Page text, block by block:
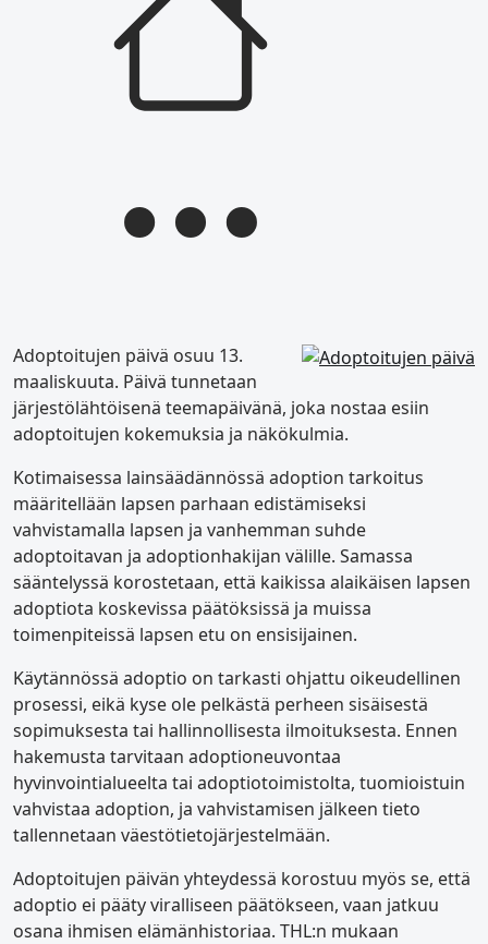
Adoptoitujen päivä osuu 13.
maaliskuuta. Päivä tunnetaan
järjestölähtöisenä teemapäivänä, joka nostaa esiin
adoptoitujen kokemuksia ja näkökulmia.
Kotimaisessa lainsäädännössä adoption tarkoitus
määritellään lapsen parhaan edistämiseksi
vahvistamalla lapsen ja vanhemman suhde
adoptoitavan ja adoptionhakijan välille. Samassa
sääntelyssä korostetaan, että kaikissa alaikäisen lapsen
adoptiota koskevissa päätöksissä ja muissa
toimenpiteissä lapsen etu on ensisijainen.
Käytännössä adoptio on tarkasti ohjattu oikeudellinen
prosessi, eikä kyse ole pelkästä perheen sisäisestä
sopimuksesta tai hallinnollisesta ilmoituksesta. Ennen
hakemusta tarvitaan adoptioneuvontaa
hyvinvointialueelta tai adoptiotoimistolta, tuomioistuin
vahvistaa adoption, ja vahvistamisen jälkeen tieto
tallennetaan väestötietojärjestelmään.
Adoptoitujen päivän yhteydessä korostuu myös se, että
adoptio ei pääty viralliseen päätökseen, vaan jatkuu
osana ihmisen elämänhistoriaa. THL:n mukaan